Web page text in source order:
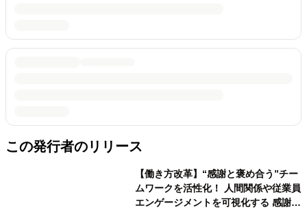
この発行者のリリース
【働き方改革】“感謝と褒め合う”チー
ムワークを活性化！ 人間関係や従業員
エンゲージメントを可視化する 感謝コ